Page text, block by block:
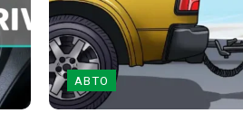
АВТО